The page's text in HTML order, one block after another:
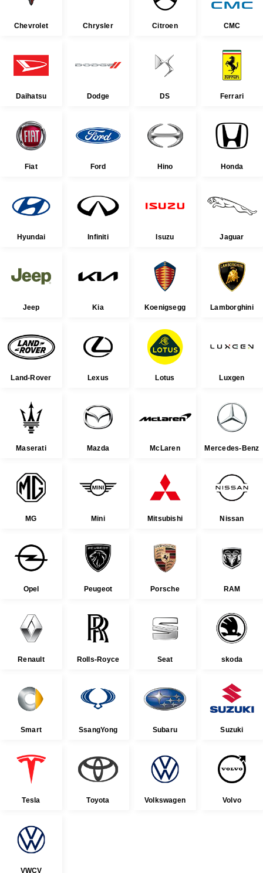
Chevrolet Chrysler Citroen CMC
Daihatsu Dodge DS Ferrari
Fiat Ford Hino Honda
Hyundai Infiniti Isuzu Jaguar
Jeep Kia Koenigsegg Lamborghini
Land-Rover Lexus Lotus Luxgen
Maserati Mazda McLaren Mercedes-Benz
MG Mini Mitsubishi Nissan
Opel Peugeot Porsche RAM
Renault Rolls-Royce Seat skoda
Smart SsangYong Subaru Suzuki
Tesla Toyota Volkswagen Volvo
VWCV